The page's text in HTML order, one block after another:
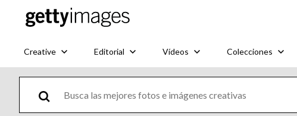
Creative Editorial Vídeos Colecciones